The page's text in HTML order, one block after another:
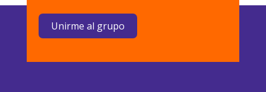
Unirme al grupo